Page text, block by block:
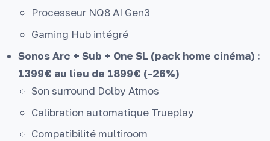
Processeur NQ8 AI Gen3
Gaming Hub intégré
Sonos Arc + Sub + One SL (pack home cinéma) :
1399€ au lieu de 1899€ (-26%)
Son surround Dolby Atmos
Calibration automatique Trueplay
Compatibilité multiroom